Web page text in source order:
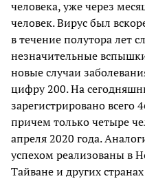
человека, уже через
человек. Вирус был
в течение полутора лет
незначительные
новые случаи
цифру 200. На
зарегистрировано всего
причем только четыре
апреля 2020 года.
успехом реализованы в
Тайване и других